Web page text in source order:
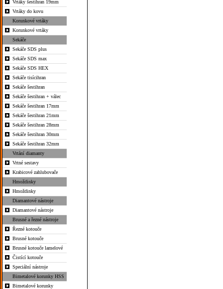
Vrtáky šestihran 19mm
Vrtáky do kovu
Korunkové vrtáky
Korunkové vrtáky
Sekáče
Sekáče SDS plus
Sekáče SDS max
Sekáče SDS HEX
Sekáče tisícihran
Sekáče šestihran
Sekáče šestihran + válec
Sekáče šestihran 17mm
Sekáče šestihran 21mm
Sekáče šestihran 28mm
Sekáče šestihran 30mm
Sekáče šestihran 32mm
Vrtání diamanty
Vrtné sestavy
Krabicové zahlubovače
Hmoždinky
Hmoždinky
Diamantové nástroje
Diamantové nástroje
Brusné a řezné nástroje
Řezné kotouče
Brusné kotouče
Brusné kotouče lamelové
Čistící kotouče
Speciální nástroje
Bimetalové korunky HSS
Bimetalové korunky